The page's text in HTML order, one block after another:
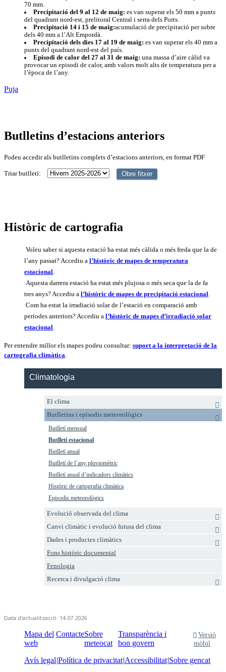
70 mm.
Precipitació del 9 al 12 de maig: es van superar els 50 mm a punts
del quadrant nord-est, prelitoral Central i serra dels Ports.
Precipitació 14 i 15 de maig:acumulació de precipitació per sobre
dels 40 mm a l’Alt Empordà.
Precipitació dels dies 17 al 19 de maig: es van superar els 40 mm a
punts del quadrant nord-est del país.
Episodi de calor del 27 al 31 de maig: una massa d’aire càlid va
provocar un episodi de calor, amb valors molt alts de temperatura per a
l’època de l’any.
Puja
Butlletins d’estacions anteriors
Podeu accedir als butlletins complets d’estacions anteriors, en format PDF
Triar butlletí:
Històric de cartografia
Voleu saber si aquesta estació ha estat més càlida o més freda que la de
l’any passat? Accediu a l’històric de mapes de temperatura
estacional.
Aquesta darrera estació ha estat més plujosa o més seca que la de fa
tres anys? Accediu a l’històric de mapes de precipitació estacional.
Com ha estat la irradiació solar de l’estació en comparació amb
períodes anteriors? Accediu a l’històric de mapes d’irradiació solar
estacional.
Per entendre millor els mapes podeu consultar: suport a la interpretació de la
cartografia climàtica.
Climatologia
El clima
Butlletins i episodis meteorològics
Butlletí mensual
Butlletí estacional
Butlletí anual
Butlletí de l’any pluviomètric
Butlletí anual d’indicadors climàtics
Històric de cartografia climàtica
Episodis meteorològics
Evolució observada del clima
Canvi climàtic i evolució futura del clima
Dades i productes climàtics
Fons històric documental
Fenologia
Recerca i divulgació clima
Data d'actualització: 14.07.2026
Mapa del
web
ContacteSobre
meteocat
Transparència i
bon govern
Versió
mòbil
Avís legal Política de privacitat Accessibilitat Sobre gencat